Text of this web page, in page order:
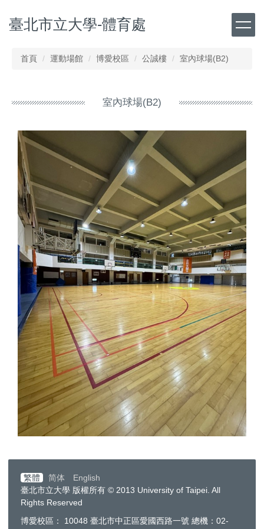
到
主
臺北市立大學-體育處
首頁 運動場館 博愛校區 公誠樓 室內球場(B2)
室內球場(B2)
繁體 简体
English
臺北市立大學 版權所有 © 2013 University of Taipei. All
Rights Reserved
博愛校區： 10048 臺北市中正區愛國西路一號 總機：02-